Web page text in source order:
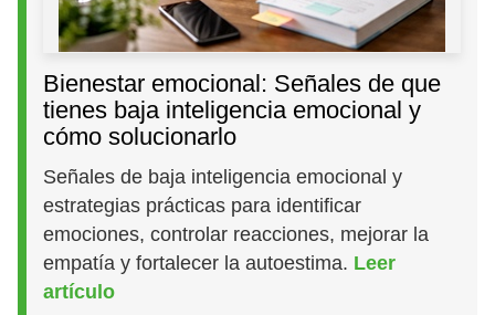
Bienestar emocional: Señales de que
tienes baja inteligencia emocional y
cómo solucionarlo
Señales de baja inteligencia emocional y
estrategias prácticas para identificar
emociones, controlar reacciones, mejorar la
empatía y fortalecer la autoestima. Leer
artículo